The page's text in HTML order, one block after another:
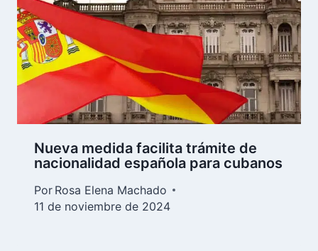
Nueva medida facilita trámite de
nacionalidad española para cubanos
Por Rosa Elena Machado
11 de noviembre de 2024